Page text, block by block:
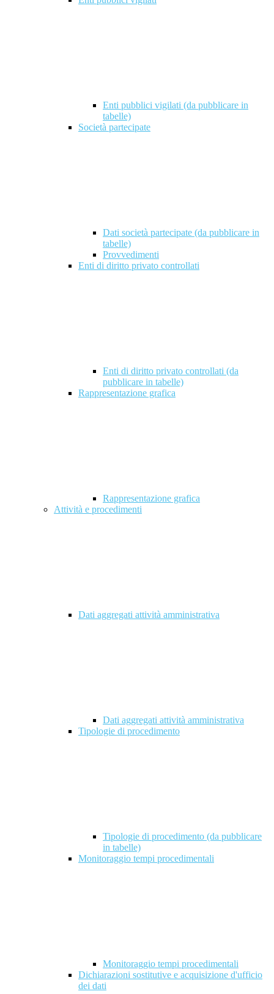
Enti pubblici vigilati (da pubblicare in
tabelle)
Società partecipate
Dati società partecipate (da pubblicare in
tabelle)
Provvedimenti
Enti di diritto privato controllati
Enti di diritto privato controllati (da
pubblicare in tabelle)
Rappresentazione grafica
Rappresentazione grafica
Attività e procedimenti
Dati aggregati attività amministrativa
Dati aggregati attività amministrativa
Tipologie di procedimento
Tipologie di procedimento (da pubblicare
in tabelle)
Monitoraggio tempi procedimentali
Monitoraggio tempi procedimentali
Dichiarazioni sostitutive e acquisizione d'ufficio
dei dati